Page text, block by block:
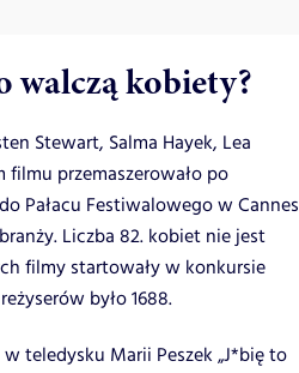
walczą kobiety?
Stewart, Salma Hayek, Lea
filmu przemaszerowało po
Pałacu Festiwalowego w Cannes
Liczba 82. kobiet nie jest
filmy startowały w konkursie
było 1688.
teledysku Marii Peszek „J*bię to